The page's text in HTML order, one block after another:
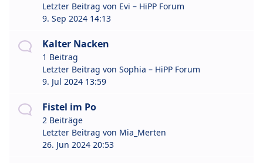
Letzter Beitrag von Evi – HiPP Forum
9. Sep 2024 14:13
Kalter Nacken
1 Beitrag
Letzter Beitrag von Sophia – HiPP Forum
9. Jul 2024 13:59
Fistel im Po
2 Beiträge
Letzter Beitrag von Mia_Merten
26. Jun 2024 20:53